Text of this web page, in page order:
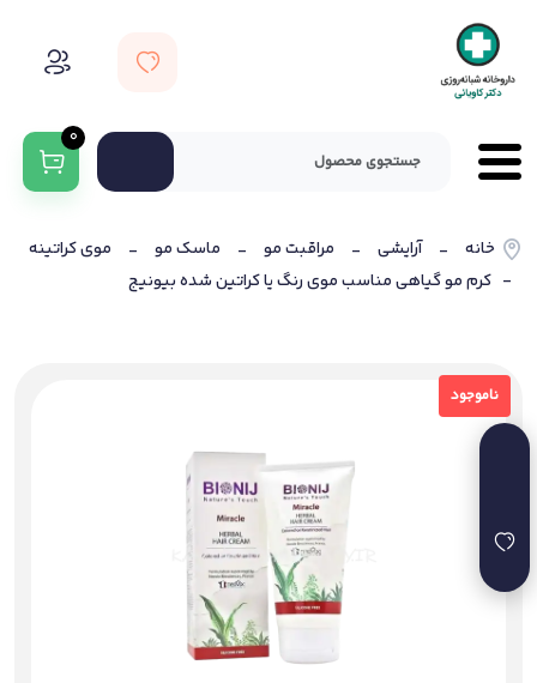
0
خانه - آرایشی - مراقبت مو - ماسک مو -
موی کراتینه
- کرم مو گیاهی مناسب موی رنگ یا کراتین شده بیونیج
ناموجود